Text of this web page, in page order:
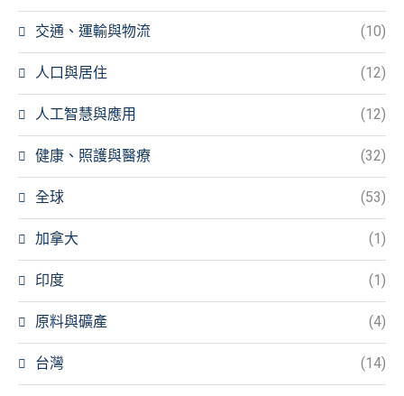
交通、運輸與物流 (10)
人口與居住 (12)
人工智慧與應用 (12)
健康、照護與醫療 (32)
全球 (53)
加拿大 (1)
印度 (1)
原料與礦產 (4)
台灣 (14)